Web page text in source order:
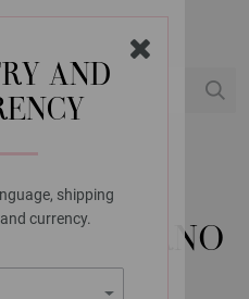
AND
shipping
currency.
CRNO